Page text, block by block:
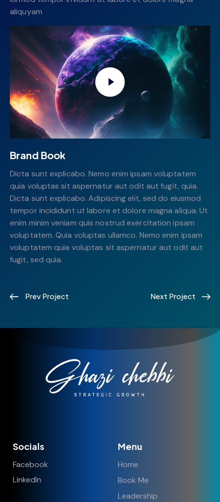
aliquyam
Brand Book
Dicta sunt explicabo. Nemo enim ipsam voluptatem
quia voluptas sit aspernatur aut odit aut fugit, quia.
Dicta sunt explicabo. Adipiscing elit, sed do eiusmod
tempor incididunt ut labore et dolore magna aliqua. Ut
enim minim veniam quis nostrud exercitation ipsam
voluptatem. Quia voluptas ullamco. Nemo enim ipsam
voluptatem quia voluptas sit aspernatur aut odit aut
fugit, sed quia.
Prev Project Next Project
Socials
Facebook
LinkedIn
Menu
Home
Book Me
Leadership